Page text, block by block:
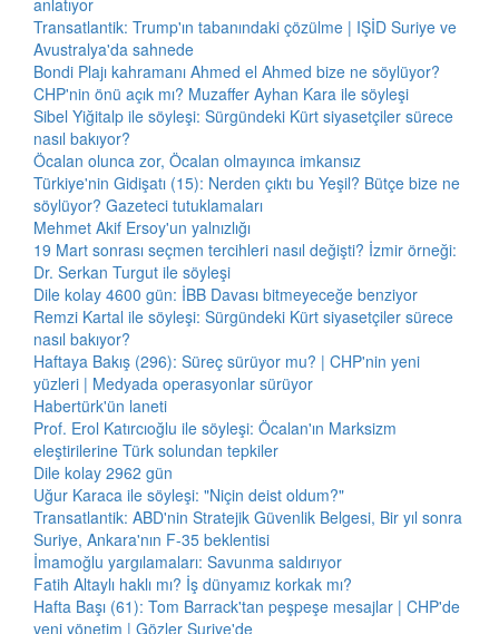
anlatıyor
Transatlantik: Trump'ın tabanındaki çözülme | IŞİD Suriye ve
Avustralya'da sahnede
Bondi Plajı kahramanı Ahmed el Ahmed bize ne söylüyor?
CHP'nin önü açık mı? Muzaffer Ayhan Kara ile söyleşi
Sibel Yiğitalp ile söyleşi: Sürgündeki Kürt siyasetçiler sürece
nasıl bakıyor?
Öcalan olunca zor, Öcalan olmayınca imkansız
Türkiye'nin Gidişatı (15): Nerden çıktı bu Yeşil? Bütçe bize ne
söylüyor? Gazeteci tutuklamaları
Mehmet Akif Ersoy'un yalnızlığı
19 Mart sonrası seçmen tercihleri nasıl değişti? İzmir örneği:
Dr. Serkan Turgut ile söyleşi
Dile kolay 4600 gün: İBB Davası bitmeyeceğe benziyor
Remzi Kartal ile söyleşi: Sürgündeki Kürt siyasetçiler sürece
nasıl bakıyor?
Haftaya Bakış (296): Süreç sürüyor mu? | CHP'nin yeni
yüzleri | Medyada operasyonlar sürüyor
Habertürk'ün laneti
Prof. Erol Katırcıoğlu ile söyleşi: Öcalan'ın Marksizm
eleştirilerine Türk solundan tepkiler
Dile kolay 2962 gün
Uğur Karaca ile söyleşi: "Niçin deist oldum?"
Transatlantik: ABD'nin Stratejik Güvenlik Belgesi, Bir yıl sonra
Suriye, Ankara'nın F-35 beklentisi
İmamoğlu yargılamaları: Savunma saldırıyor
Fatih Altaylı haklı mı? İş dünyamız korkak mı?
Hafta Başı (61): Tom Barrack'tan peşpeşe mesajlar | CHP'de
yeni yönetim | Gözler Suriye'de